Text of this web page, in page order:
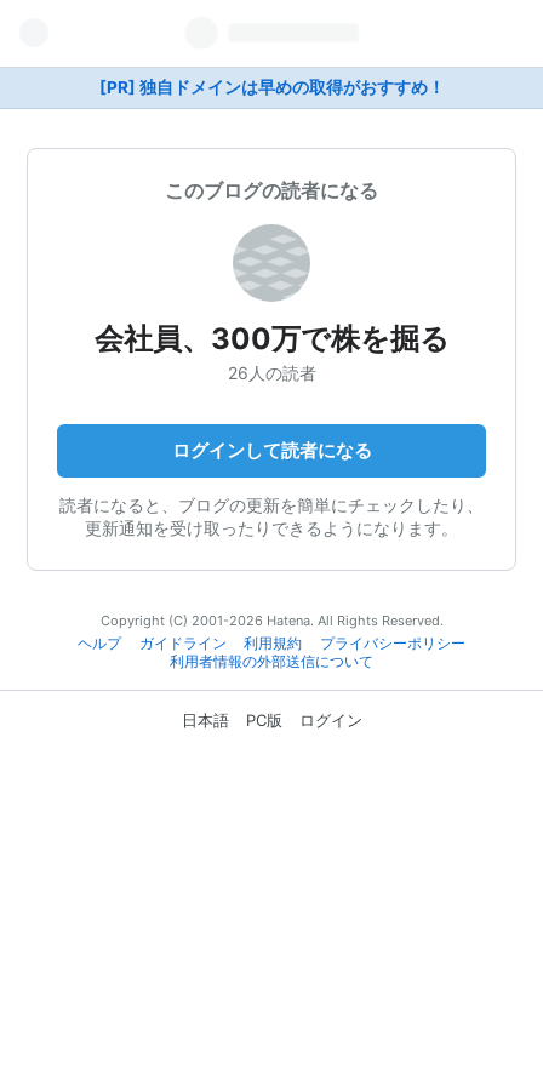
[PR] 独自ドメインは早めの取得がおすすめ！
このブログの読者になる
会社員、300万で株を掘る
26人の読者
ログインして読者になる
読者になると、ブログの更新を簡単にチェックしたり、
更新通知を受け取ったりできるようになります。
Copyright (C) 2001-2026 Hatena. All Rights Reserved.
ヘルプ
ガイドライン 利用規約
プライバシーポリシー
利用者情報の外部送信について
日本語 PC版 ログイン